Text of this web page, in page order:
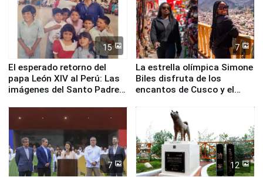
15
El esperado retorno del
papa León XIV al Perú: Las
imágenes del Santo Padre
7
La estrella olímpica Simone
Biles disfruta de los
encantos de Cusco y el
7 12